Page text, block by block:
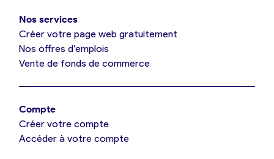
Je référence ma boulangerie (gratuit)
Offres d’emploi
Je suis fournisseur
Nos services
Créer votre page web gratuitement
Nos offres d’emplois
Vente de fonds de commerce
Compte
Créer votre compte
Accéder à votre compte